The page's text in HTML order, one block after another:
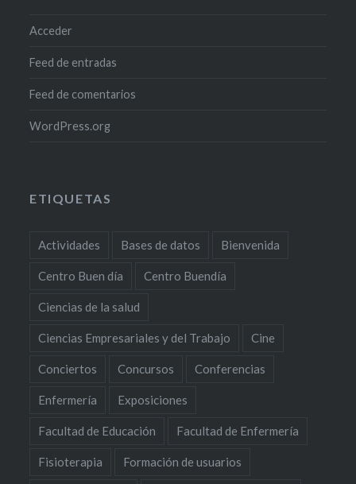
Acceder
Feed de entradas
Feed de comentarios
WordPress.org
ETIQUETAS
Actividades Bases de datos Bienvenida
Centro Buen día Centro Buendía
Ciencias de la salud
Ciencias Empresariales y del Trabajo Cine
Conciertos Concursos Conferencias
Enfermería Exposiciones
Facultad de Educación Facultad de Enfermería
Fisioterapia Formación de usuarios